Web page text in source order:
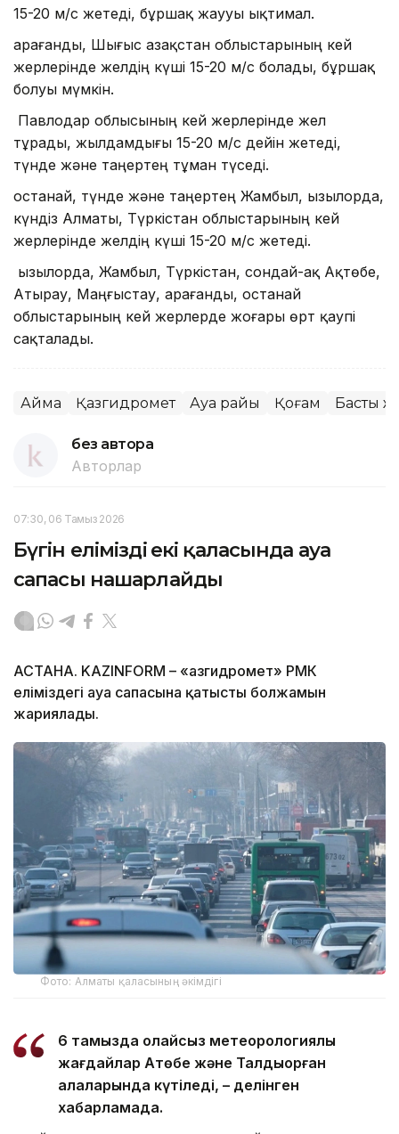
15-20 м/с жетеді, бұршақ жаууы ықтимал.
Қарағанды, Шығыс Қазақстан облыстарының кей
жерлерінде желдің күші 15-20 м/с болады, бұршақ
болуы мүмкін.
Павлодар облысының кей жерлерінде жел
тұрады, жылдамдығы 15-20 м/с дейін жетеді,
түнде және таңертең тұман түседі.
Қостанай, түнде және таңертең Жамбыл, Қызылорда,
күндіз Алматы, Түркістан облыстарының кей
жерлерінде желдің күші 15-20 м/с жетеді.
Қызылорда, Жамбыл, Түркістан, сондай-ақ Ақтөбе,
Атырау, Маңғыстау, Қарағанды, Қостанай
облыстарының кей жерлерде жоғары өрт қаупі
сақталады.
Аймақ Қазгидромет Ауа райы Қоғам Басты
без автора
Авторлар
07:30, 06 Тамыз 2026
Бүгін еліміздің екі қаласында ауа
сапасы нашарлайды
АСТАНА. KAZINFORM – «Қазгидромет» РМК
еліміздегі ауа сапасына қатысты болжамын
жариялады.
Фото: Алматы қаласының әкімдігі
6 тамызда қолайсыз метеорологиялық
жағдайлар Ақтөбе және Талдықорған
қалаларында күтіледі, – делінген
хабарламада.